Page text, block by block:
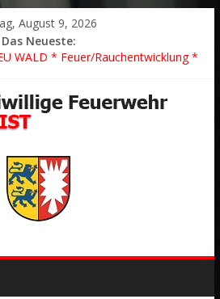
August 9, 2026
Das Neueste:
WALD * Feuer/Rauchentwicklung *
überschlagen *
in festsitzendem Aufzug *
klemmt * Hingstheide
Jahres 2026